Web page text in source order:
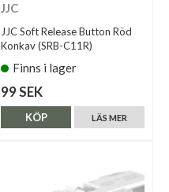
JJC
JJC Soft Release Button Röd
Konkav (SRB-C11R)
Finns i lager
99 SEK
LÄS MER
KÖP